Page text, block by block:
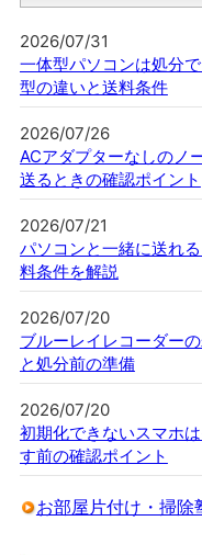
2026/07/31
一体型パソコンは処分
型の違いと送料条件
2026/07/26
ACアダプターなしのノ
送るときの確認ポイント
2026/07/21
パソコンと一緒に送れ
料条件を解説
2026/07/20
ブルーレイレコーダー
と処分前の準備
2026/07/20
初期化できないスマホ
す前の確認ポイント
お部屋片付け・掃除